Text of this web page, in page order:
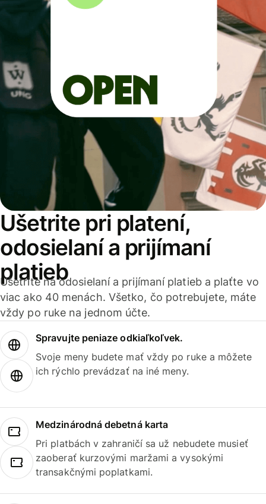
Ušetrite pri platení,
odosielaní a prijímaní
platieb
Ušetrite na odosielaní a prijímaní platieb a plaťte vo
viac ako 40 menách. Všetko, čo potrebujete, máte
vždy po ruke na jednom účte.
Spravujte peniaze odkiaľkoľvek.
Svoje meny budete mať vždy po ruke a môžete
ich rýchlo prevádzať na iné meny.
Medzinárodná debetná karta
Pri platbách v zahraničí sa už nebudete musieť
zaoberať kurzovými maržami a vysokými
transakčnými poplatkami.